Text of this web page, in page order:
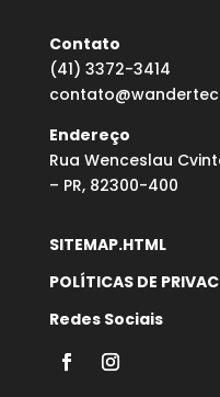
Contato
(41) 3372-3414
Endereço
Rua Wenceslau
– PR, 82300-400
SITEMAP.HTML
POLÍTICAS DE
Redes Sociais